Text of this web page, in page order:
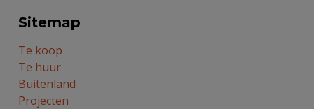
Sitemap
Te koop
Te huur
Buitenland
Projecten